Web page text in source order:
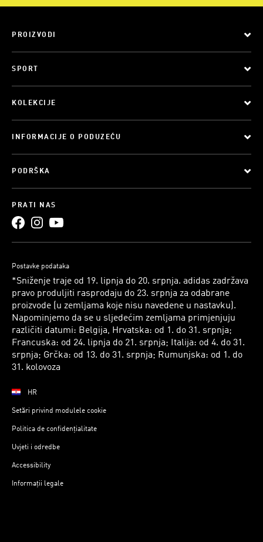
PROIZVODI
SPORT
KOLEKCIJE
INFORMACIJE O PODUZEĆU
PODRŠKA
PRATI NAS
Postavke podataka
*Sniženje traje od 19. lipnja do 20. srpnja. adidas zadržava
pravo produljiti rasprodaju do 23. srpnja za odabrane
proizvode (u zemljama koje nisu navedene u nastavku).
Napominjemo da se u sljedećim zemljama primjenjuju
različiti datumi: Belgija, Hrvatska: od 1. do 31. srpnja;
Francuska: od 24. lipnja do 21. srpnja; Italija: od 4. do 31.
srpnja; Grčka: od 13. do 31. srpnja; Rumunjska: od 1. do
31. kolovoza
HR
Setări privind modulele cookie
Politica de confidențialitate
Uvjeti i odredbe
Accessibility
Informații legale